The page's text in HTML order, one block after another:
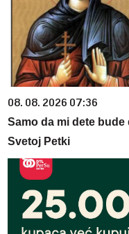
08. 08. 2026 07:36
Samo da mi dete
Svetoj Petki